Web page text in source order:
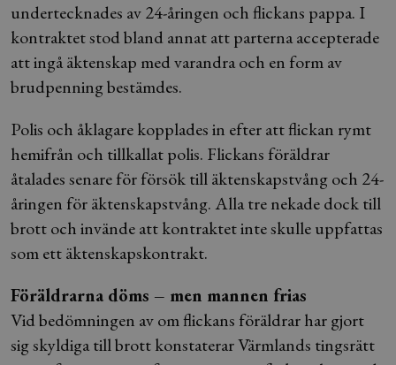
undertecknades av 24-åringen och flickans pappa. I
kontraktet stod bland annat att parterna accepterade
att ingå äktenskap med varandra och en form av
brudpenning bestämdes.
Polis och åklagare kopplades in efter att flickan rymt
hemifrån och tillkallat polis. Flickans föräldrar
åtalades senare för försök till äktenskapstvång och 24-
åringen för äktenskapstvång. Alla tre nekade dock till
brott och invände att kontraktet inte skulle uppfattas
som ett äktenskapskontrakt.
Föräldrarna döms – men mannen frias
Vid bedömningen av om flickans föräldrar har gjort
sig skyldiga till brott konstaterar Värmlands tingsrätt